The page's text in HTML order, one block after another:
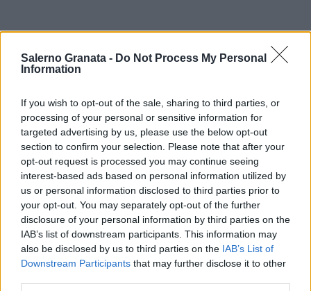
Salerno Granata - Do Not Process My Personal
Information
If you wish to opt-out of the sale, sharing to third parties, or
processing of your personal or sensitive information for
targeted advertising by us, please use the below opt-out
section to confirm your selection. Please note that after your
opt-out request is processed you may continue seeing
interest-based ads based on personal information utilized by
us or personal information disclosed to third parties prior to
your opt-out. You may separately opt-out of the further
disclosure of your personal information by third parties on the
IAB’s list of downstream participants. This information may
also be disclosed by us to third parties on the IAB’s List of
Downstream Participants that may further disclose it to other